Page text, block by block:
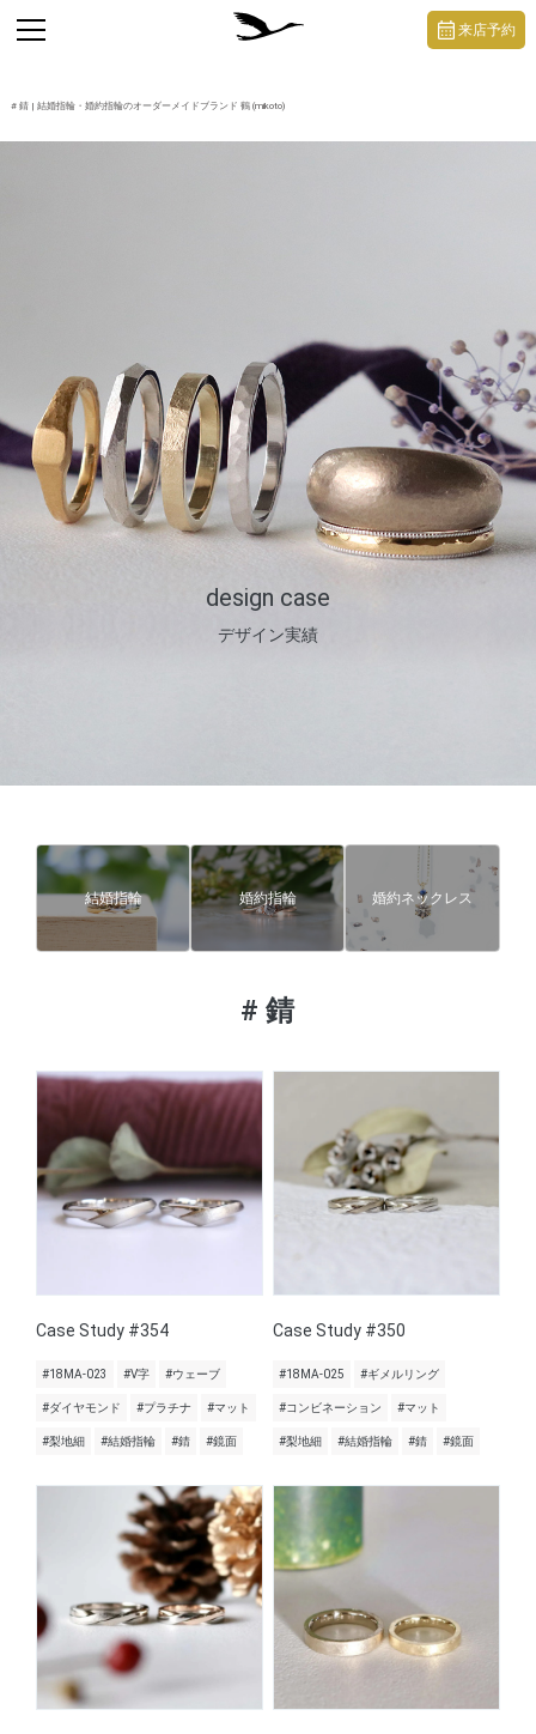
# 錆| 結婚指輪・婚約指輪のオーダーメイドブランド 鶴 (mikoto)
design case
デザイン実績
toggle
navigation
来店予約
結婚指輪 婚約指輪 婚約ネックレス
#錆
Case Study #354
#18MA-023 #V字 #ウェーブ
#ダイヤモンド #プラチナ #マット
#梨地細 #結婚指輪 #錆 #鏡面
Case Study #350
#18MA-025 #ギメルリング
#コンビネーション #マット
#梨地細 #結婚指輪 #錆 #鏡面